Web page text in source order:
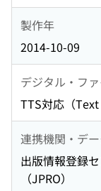
製作年
2014-10-09
デジタル・フ
TTS対応（Text
連携機関・デ
出版情報登録
（JPRO）